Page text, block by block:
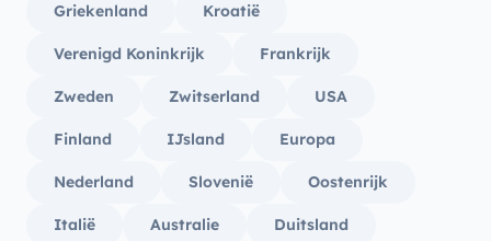
Griekenland Kroatië
Verenigd Koninkrijk Frankrijk
Zweden Zwitserland USA
Finland IJsland Europa
Nederland Slovenië Oostenrijk
Italië Australie Duitsland